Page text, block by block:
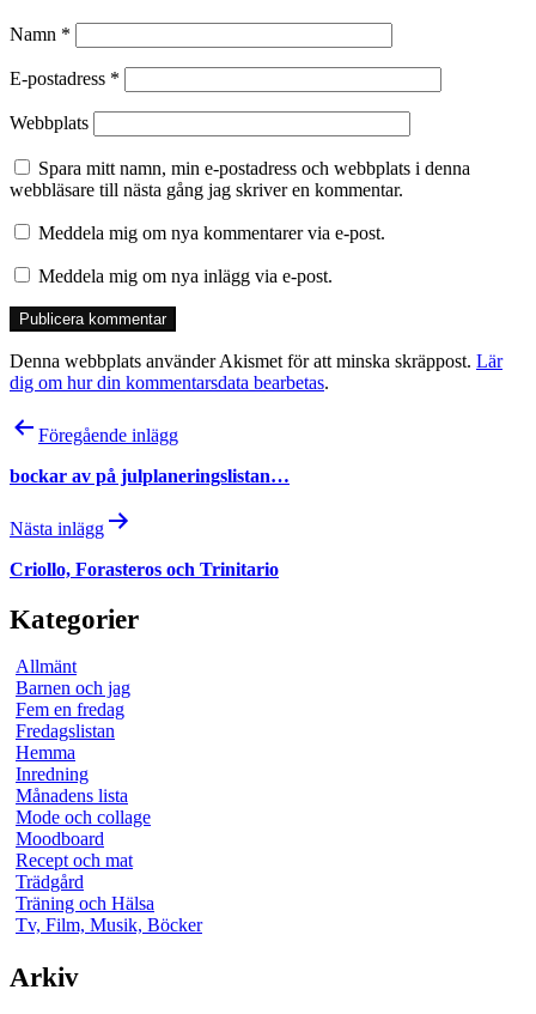
Namn *
E-postadress *
Webbplats
Spara mitt namn, min e-postadress och webbplats i denna
webbläsare till nästa gång jag skriver en kommentar.
Meddela mig om nya kommentarer via e-post.
Meddela mig om nya inlägg via e-post.
Denna webbplats använder Akismet för att minska skräppost. Lär
dig om hur din kommentarsdata bearbetas.
Inläggsnavigering
Föregående inlägg
bockar av på julplaneringslistan…
Nästa inlägg
Criollo, Forasteros och Trinitario
Kategorier
Allmänt
Barnen och jag
Fem en fredag
Fredagslistan
Hemma
Inredning
Månadens lista
Mode och collage
Moodboard
Recept och mat
Trädgård
Träning och Hälsa
Tv, Film, Musik, Böcker
Arkiv